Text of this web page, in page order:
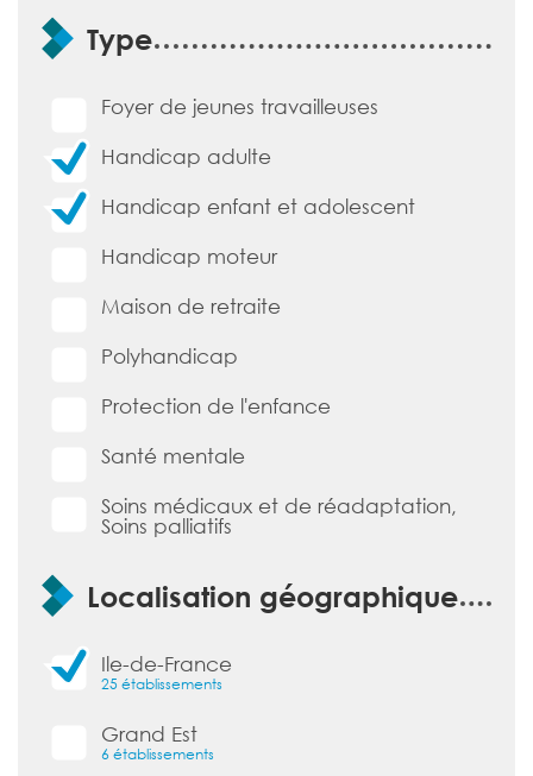
>>Lire la suite
Formulaire de recherche d'établissement
Type
Foyer de jeunes travailleuses
Handicap adulte
Handicap enfant et adolescent
Handicap moteur
Maison de retraite
Polyhandicap
Protection de l'enfance
Santé mentale
Soins médicaux et de réadaptation,
Soins palliatifs
Localisation géographique
Ile-de-France
25 établissements
Grand Est
6 établissements